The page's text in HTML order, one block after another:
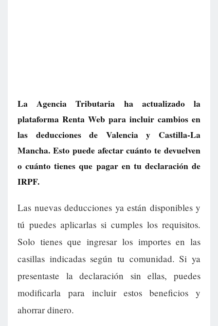
La Agencia Tributaria ha actualizado la
plataforma Renta Web para incluir cambios en
las deducciones de Valencia y Castilla-La
Mancha. Esto puede afectar cuánto te devuelven
o cuánto tienes que pagar en tu declaración de
IRPF.
Las nuevas deducciones ya están disponibles y
tú puedes aplicarlas si cumples los requisitos.
Solo tienes que ingresar los importes en las
casillas indicadas según tu comunidad. Si ya
presentaste la declaración sin ellas, puedes
modificarla para incluir estos beneficios y
ahorrar dinero.